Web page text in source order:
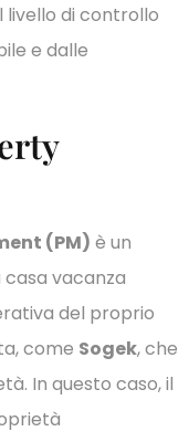
livello di controllo
e dalle
(PM) è un
vacanza
del proprio
come Sogek, che
In questo caso, il